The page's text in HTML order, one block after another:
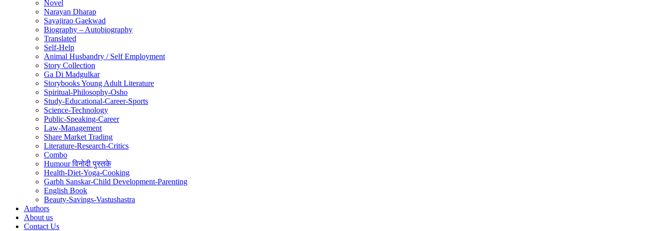
Novel
Narayan Dharap
Sayajirao Gaekwad
Biography – Autobiography
Translated
Self-Help
Animal Husbandry / Self Employment
Story Collection
Ga Di Madgulkar
Storybooks Young Adult Literature
Spiritual-Philosophy-Osho
Study-Educational-Career-Sports
Science-Technology
Public-Speaking-Career
Law-Management
Share Market Trading
Literature-Research-Critics
Combo
Humour विनोदी पुस्तके
Health-Diet-Yoga-Cooking
Garbh Sanskar-Child Development-Parenting
English Book
Beauty-Savings-Vastushastra
Authors
About us
Contact Us